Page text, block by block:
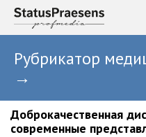
Рубрикатор
→
Доброкачественная
современные